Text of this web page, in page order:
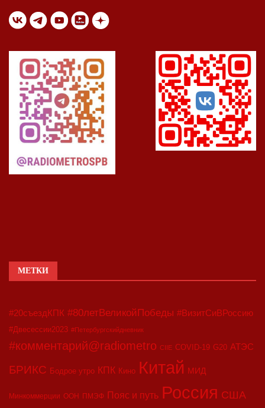
МЕТКИ
#20съездКПК #80летВеликойПобеды #ВизитСиВРоссию
#Двесессии2023 #Петербургскийдневник
#комментарий@radiometro CIIE COVID-19 G20 АТЭС
БРИКС Бодрое утро КПК Кино Китай МИД
Минкоммерции ООН ПМЭФ Пояс и путь Россия США